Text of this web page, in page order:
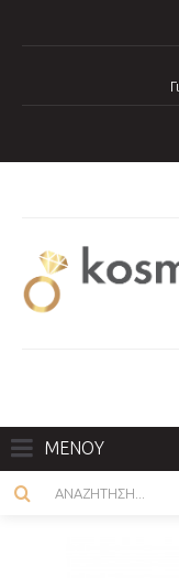
ΜΕΝΟΥ